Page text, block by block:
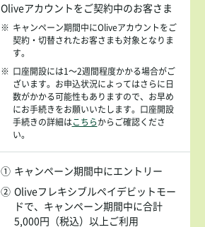
Oliveアカウントをご契約中のお客さま
※ キャンペーン期間中にOliveアカウントをご
契約・切替されたお客さまも対象となりま
す。
※ 口座開設には1～2週間程度かかる場合がご
ざいます。お申込状況によってはさらに日
数がかかる可能性もありますので、お早め
にお手続きをお願いいたします。口座開設
手続きの詳細はこちらからご確認くださ
い。
① キャンペーン期間中にエントリー
② Oliveフレキシブルペイデビットモー
ドで、キャンペーン期間中に合計
5,000円（税込）以上ご利用